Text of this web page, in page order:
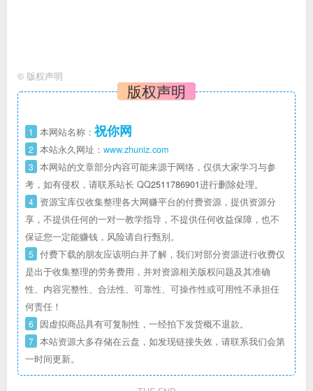
© 版权声明
版权声明
1 本网站名称： 祝你网
2 本站永久网址： www.zhuniz.com
3 本网站的文章部分内容可能来源于网络，仅供大家学习与参
考，如有侵权，请联系站长 QQ2511786901进行删除处理。
4 资源宝库仅收集整理各大网赚平台的付费资源，提供资源分
享，不提供任何的一对一教学指导，不提供任何收益保障，也不
保证您一定能赚钱，风险请自行甄别。
5 付费下载的朋友应该明白并了解，我们对部分资源进行收费仅
是出于收集整理的劳务费用，并对资源相关版权问题及其准确
性、内容完整性、合法性、可靠性、可操作性或可用性不承担任
何责任！
6 因虚拟商品具有可复制性，一经拍下发货概不退款。
7 本站资源大多存储在云盘，如发现链接失效，请联系我们会第
一时间更新。